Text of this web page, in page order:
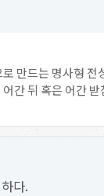
만드는 명사형
간 뒤 혹은 어간
다.